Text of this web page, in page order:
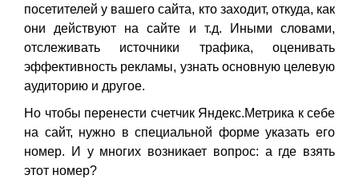
посетителей у вашего сайта, кто заходит, откуда, как
они действуют на сайте и т.д. Иными словами,
отслеживать источники трафика, оценивать
эффективность рекламы, узнать основную целевую
аудиторию и другое.
Но чтобы перенести счетчик Яндекс.Метрика к себе
на сайт, нужно в специальной форме указать его
номер. И у многих возникает вопрос: а где взять
этот номер?